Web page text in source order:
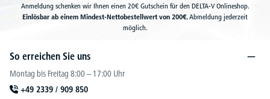
Anmeldung schenken wir Ihnen einen 20€ Gutschein für den DELTA-V Onlineshop.
Einlösbar ab einem Mindest-Nettobestellwert von 200€.Abmeldung jederzeit
möglich.
So erreichen Sie uns
Montag bis Freitag 8:00 – 17:00 Uhr
+49 2339 / 909 850